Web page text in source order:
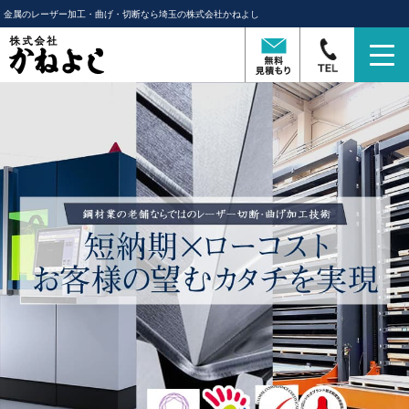
金属のレーザー加工・曲げ・切断なら埼玉の株式会社かねよし
T
o
g
g
l
e
n
a
v
i
g
a
t
i